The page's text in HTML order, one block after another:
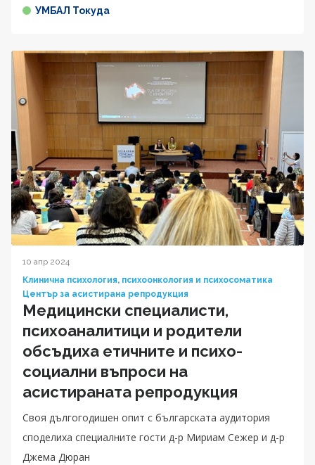
УМБАЛ Токуда
10 апр 2024
Клинична психология, психоонкология и психосоматика
Център за асистирана репродукция
Медицински специалисти,
психоаналитици и родители
обсъдиха етичните и психо-
социални въпроси на
асистираната репродукция
Своя дългогодишен опит с българската аудитория
споделиха специалните гости д-р Мириам Сежер и д-р
Джема Дюран